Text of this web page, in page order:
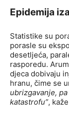
Epidemija
Statistike su
porasle su
desetljeća,
rasporedu.
djeca dobivaju
hranu, čime se
ubrizgavanje,
katastrofu”,